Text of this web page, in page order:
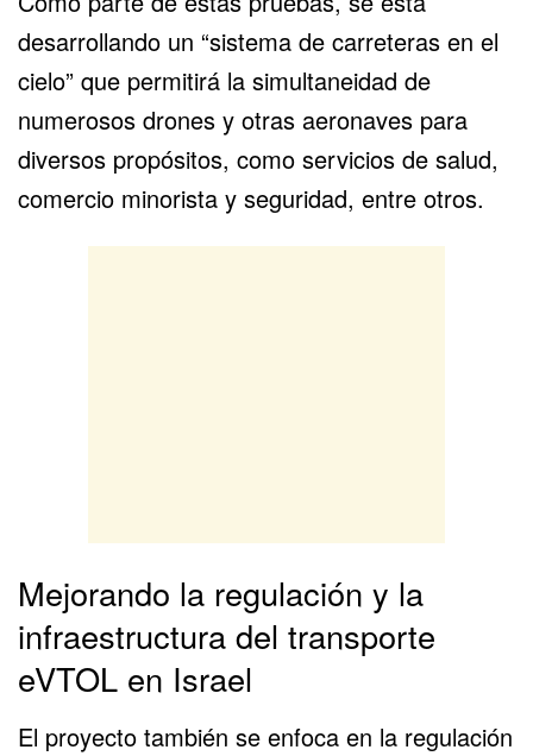
desarrollando un “sistema de carreteras en el
cielo” que permitirá la simultaneidad de
numerosos drones y otras aeronaves para
diversos propósitos, como servicios de salud,
comercio minorista y seguridad, entre otros.
Mejorando la regulación y la
infraestructura del transporte
eVTOL en Israel
El proyecto también se enfoca en la regulación